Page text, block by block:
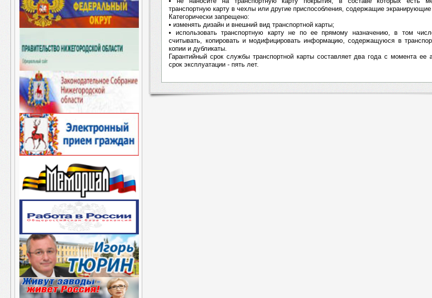
транспортную карту в чехлы или другие приспособления, содержащие
Категорически запрещено:
• изменять дизайн и внешний вид транспортной карты;
• использовать транспортную карту не по ее прямому назначению, в том
считывать, копировать и модифицировать информацию, содержащуюся в
копии и дубликаты.
Гарантийный срок службы транспортной карты составляет два года с момента ее
срок эксплуатации - пять лет.